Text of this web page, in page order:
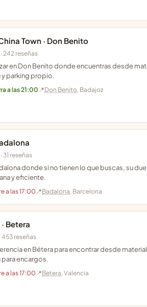
Town · Don Benito
· 242 reseñas
en Don Benito donde encuentras desde
y parking propio.
a las 21:00 📍Don Benito, Badajoz
· 31 reseñas
donde si no tienen lo que buscas, su
y eficiente.
a las 17:00 📍Badalona, Barcelona
Betera
· 453 reseñas
en Bétera para encontrar desde
encargos.
a las 17:00 📍Betera, Valencia